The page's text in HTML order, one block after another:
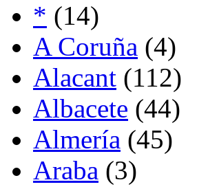
* (14)
A Coruña (4)
Alacant (112)
Albacete (44)
Almería (45)
Araba (3)